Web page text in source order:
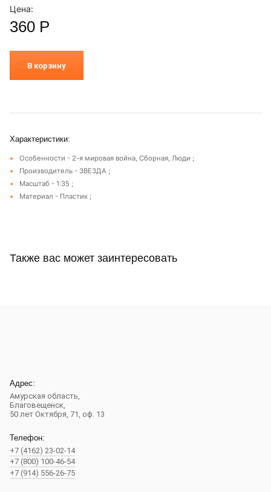
Цена:
360 Р
В корзину
Характеристики:
Особенности - 2-я мировая война, Сборная, Люди ;
Производитель - ЗВЕЗДА ;
Масштаб - 1:35 ;
Материал - Пластик ;
Также вас может заинтересовать
Адрес:
Амурская область,
Благовещенск,
50 лет Октября, 71, оф. 13
Телефон:
+7 (4162) 23-02-14
+7 (800) 100-46-54
+7 (914) 556-26-75